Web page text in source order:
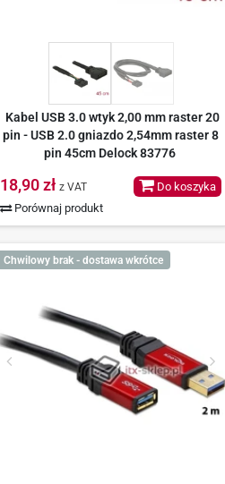
Kabel USB 3.0 wtyk 2,00 mm raster 20
pin - USB 2.0 gniazdo 2,54mm raster 8
pin 45cm Delock 83776
18,90 zł z VAT
Porównaj produkt
Do koszyka
Chwilowy brak - dostawa wkrótce